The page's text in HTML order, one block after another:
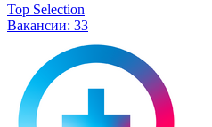
Top Selection
Вакансии: 33